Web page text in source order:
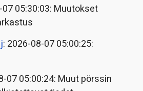
07 05:30:03: Muutokset
: 2026-08-07 05:00:25:
07 05:00:24: Muut pörssin